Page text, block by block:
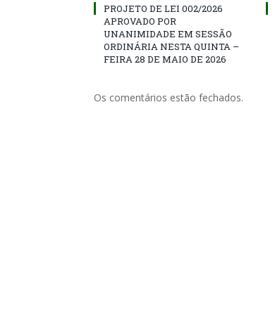
PROJETO DE LEI 002/2026
APROVADO POR
UNANIMIDADE EM SESSÃO
ORDINÁRIA NESTA QUINTA –
FEIRA 28 DE MAIO DE 2026
Os comentários estão fechados.